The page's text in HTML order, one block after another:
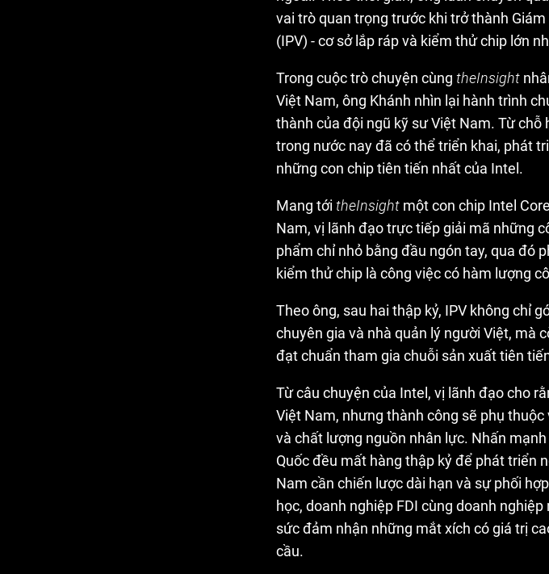
vai trò quan trọng trước khi trở thành
(IPV) - cơ sở lắp ráp và kiểm thử chip lớn
Trong cuộc trò chuyện cùng theInsight
Việt Nam, ông Khánh nhìn lại hành trình
thành của đội ngũ kỹ sư Việt Nam. Từ
trong nước nay đã có thể triển khai, phát
những con chip tiên tiến nhất của Intel.
Mang tới theInsight một con chip Intel
Nam, vị lãnh đạo trực tiếp giải mã những
phẩm chỉ nhỏ bằng đầu ngón tay, qua đó
kiểm thử chip là công việc có hàm lượng
Theo ông, sau hai thập kỷ, IPV không chỉ
chuyên gia và nhà quản lý người Việt, mà
đạt chuẩn tham gia chuỗi sản xuất tiên
Từ câu chuyện của Intel, vị lãnh đạo cho
Việt Nam, nhưng thành công sẽ phụ
và chất lượng nguồn nhân lực. Nhấn
Quốc đều mất hàng thập kỷ để phát triển
Nam cần chiến lược dài hạn và sự phối
học, doanh nghiệp FDI cùng doanh
sức đảm nhận những mắt xích có giá trị
cầu.